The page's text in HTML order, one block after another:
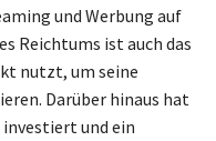
und Werbung auf
Reichtums ist auch das
nutzt, um seine
Darüber hinaus hat
und ein